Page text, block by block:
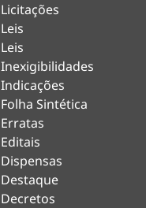
Licitações
Leis
Leis
Inexigibilidades
Indicações
Folha Sintética
Erratas
Editais
Dispensas
Destaque
Decretos